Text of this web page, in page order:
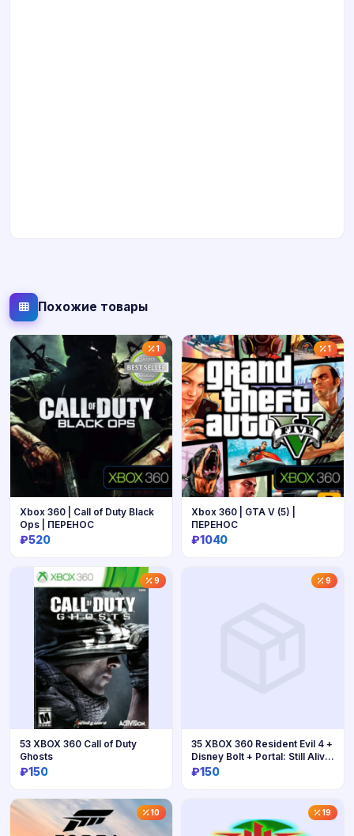
Похожие товары
1
Купить
Xbox 360 | Call of Duty Black
Ops | ПЕРЕНОС
₽520
1
Xbox 360 | GTA V (5) |
ПЕРЕНОС
₽1040
9
Купить
53 XBOX 360 Call of Duty
Ghosts
₽150
9
35 XBOX 360 Resident Evil 4 +
Disney Bolt + Portal: Still Alive
+ Torchlight + 15
₽150
10 19